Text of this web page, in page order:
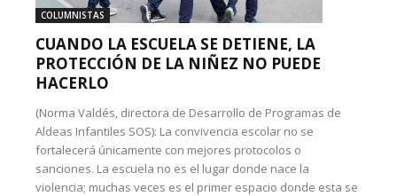
COLUMNISTAS
CUANDO LA ESCUELA SE DETIENE, LA
PROTECCIÓN DE LA NIÑEZ NO PUEDE
HACERLO
(Norma Valdés, directora de Desarrollo de Programas de
Aldeas Infantiles SOS): La convivencia escolar no se
fortalecerá únicamente con mejores protocolos o
sanciones. La escuela no es el lugar donde nace la
violencia; muchas veces es el primer espacio donde esta se